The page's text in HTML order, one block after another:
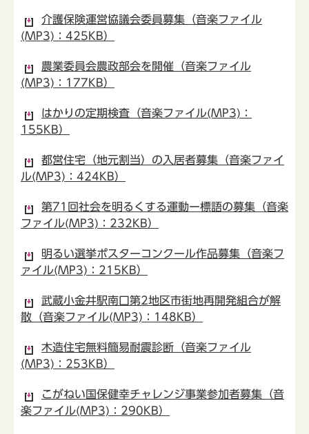
介護保険運営協議会委員募集（音楽ファイル
(MP3)：425KB）
農業委員会農政部会を開催（音楽ファイル
(MP3)：177KB）
はかりの定期検査（音楽ファイル(MP3)：
155KB）
都営住宅（地元割当）の入居者募集（音楽ファイ
ル(MP3)：424KB）
第71回社会を明るくする運動ー標語の募集（音楽
ファイル(MP3)：232KB）
明るい選挙ポスターコンクール作品募集（音楽フ
ァイル(MP3)：215KB）
武蔵小金井駅南口第2地区市街地再開発組合が解
散（音楽ファイル(MP3)：148KB）
木造住宅無料簡易耐震診断（音楽ファイル
(MP3)：253KB）
こがねい国保健幸チャレンジ事業参加者募集（音
楽ファイル(MP3)：290KB）